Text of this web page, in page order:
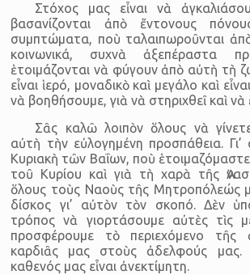
Στόχος μας εἶναι νὰ
βασανίζονται ἀπὸ ἔντονους
συμπτώματα, ποὺ ταλαιπωροῦνται
κοινωνικά, συχνὰ ἀξεπέραστα
ἑτοιμάζονται νὰ φύγουν ἀπὸ αὐτὴ τὴ
εἶναι ἱερό, μοναδικὸ καὶ μεγάλο καὶ
νὰ βοηθήσουμε, γιὰ νὰ στηριχθεῖ καὶ νὰ
Σᾶς καλῶ λοιπὸν ὅλους νὰ
αὐτὴ τὴν εὐλογημένη προσπάθεια.
Κυριακὴ τῶν Βαΐων, ποὺ
τοῦ Κυρίου καὶ γιὰ τὴ χαρὰ τῆς
ὅλους τοὺς Ναοὺς τῆς Μητροπόλεώς
δίσκος γι’ αὐτὸν τὸν σκοπό. Δὲν
τρόπος νὰ γιορτάσουμε αὐτὲς τὶς
προσφέρουμε τὸ περιεχόμενο τῆς
καρδιᾶς μας στοὺς ἀδελφούς
καθενός μας εἶναι ἀνεκτίμητη.